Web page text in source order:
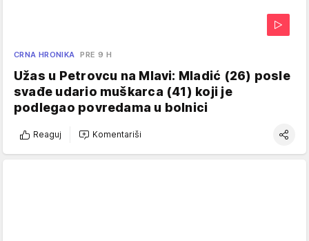
CRNA HRONIKA PRE 9 H
Užas u Petrovcu na Mlavi: Mladić (26) posle
svađe udario muškarca (41) koji je
podlegao povredama u bolnici
Reaguj Komentariši